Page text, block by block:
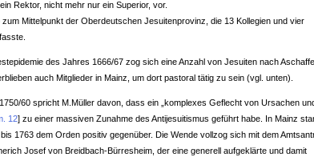
Rektor, nicht mehr nur ein Superior, vor.
Mittelpunkt der Oberdeutschen Jesuitenprovinz, die 13 Kollegien und vier
des Jahres 1666/67 zog sich eine Anzahl von Jesuiten nach
auch Mitglieder in Mainz, um dort pastoral tätig zu sein (vgl. unten).
60 spricht M.Müller davon, dass ein „komplexes Geflecht von Ursachen
12] zu einer massiven Zunahme des Antijesuitismus geführt habe. In Mainz
1763 dem Orden positiv gegenüber. Die Wende vollzog sich mit dem
Josef von Breidbach-Bürresheim, der eine generell aufgeklärte und damit